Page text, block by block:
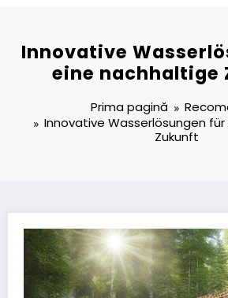
Innovative
eine nachhaltige
Prima pagină
Innovative Wasserlösungen
Zukunft